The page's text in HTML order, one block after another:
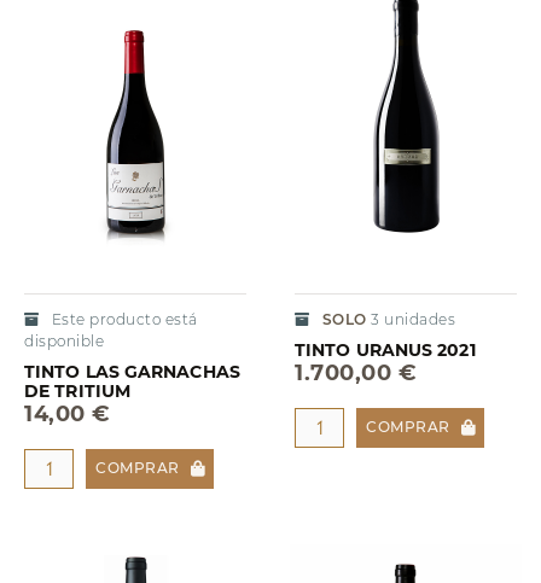
Este producto está
disponible
TINTO LAS GARNACHAS
DE TRITIUM
14,00 €
COMPRAR
SOLO 3 unidades
TINTO URANUS 2021
1.700,00 €
COMPRAR